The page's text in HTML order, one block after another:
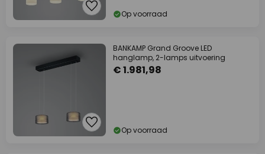
Op voorraad
BANKAMP Grand Groove LED
hanglamp, 2-lamps uitvoering
€ 1.981,98
Op voorraad